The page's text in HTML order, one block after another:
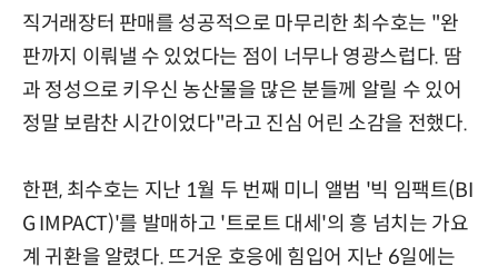
직거래장터 판매를 성공적으로 마무리한 최수호는 "완
판까지 이뤄낼 수 있었다는 점이 너무나 영광스럽다. 땀
과 정성으로 키우신 농산물을 많은 분들께 알릴 수 있어
정말 보람찬 시간이었다"라고 진심 어린 소감을 전했다.
한편, 최수호는 지난 1월 두 번째 미니 앨범 '빅 임팩트(BI
G IMPACT)'를 발매하고 '트로트 대세'의 흥 넘치는 가요
계 귀환을 알렸다. 뜨거운 호응에 힘입어 지난 6일에는